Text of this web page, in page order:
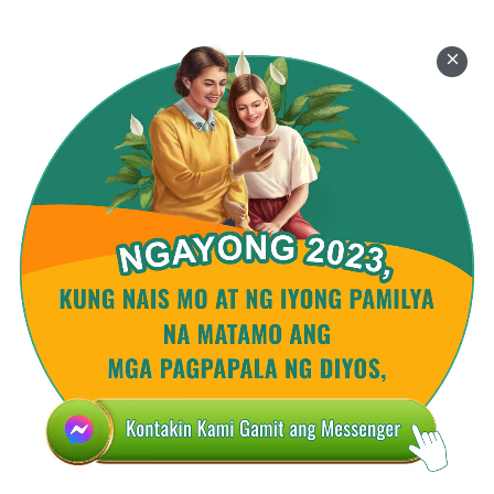
Ipinagpalagay na Siya ay Diyos, samakatwid kahit
anuman ang perspektibo na pinagmumulan ng mga
pagbibigkas Niya, Siya pa rin ay Diyos. Ito ay ang
hindi nababagong katotohanan. Paano man Siya
gumagawa, Siya ay Diyos pa rin, at ang Kanyang
sustansya ay hindi magbabago! Sobrang
minamahal ni Pedro ang Diyos at siya ay isang tao
na malapit sa sariling puso ng Diyos, subalit ang
Diyos ay hindi sumaksi sa kanya bilang Panginoon
oKristo
, pagkat ang sustansya ng tao ay kung ano
nga iyon, at hindi kailanman maaaring magbago. Sa
Kanyang gawain, ang Diyos ay hindi sumusunod sa
mga alituntunin, ngunit gumagamit ng ibat-ibang
mga paraan upang maging mabisa ang Kanyang